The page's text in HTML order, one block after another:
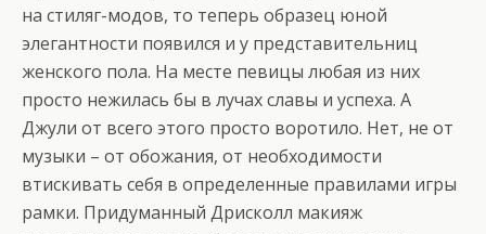
на стиляг-модов, то теперь образец юной
элегантности появился и у представительниц
женского пола. На месте певицы любая из них
просто нежилась бы в лучах славы и успеха. А
Джули от всего этого просто воротило. Нет, не от
музыки – от обожания, от необходимости
втискивать себя в определенные правилами игры
рамки. Придуманный Дрисколл макияж